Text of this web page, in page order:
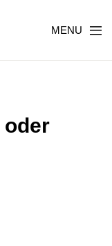
MENU
oder